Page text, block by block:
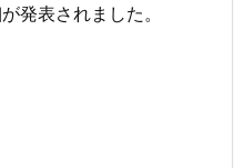
発表されました。